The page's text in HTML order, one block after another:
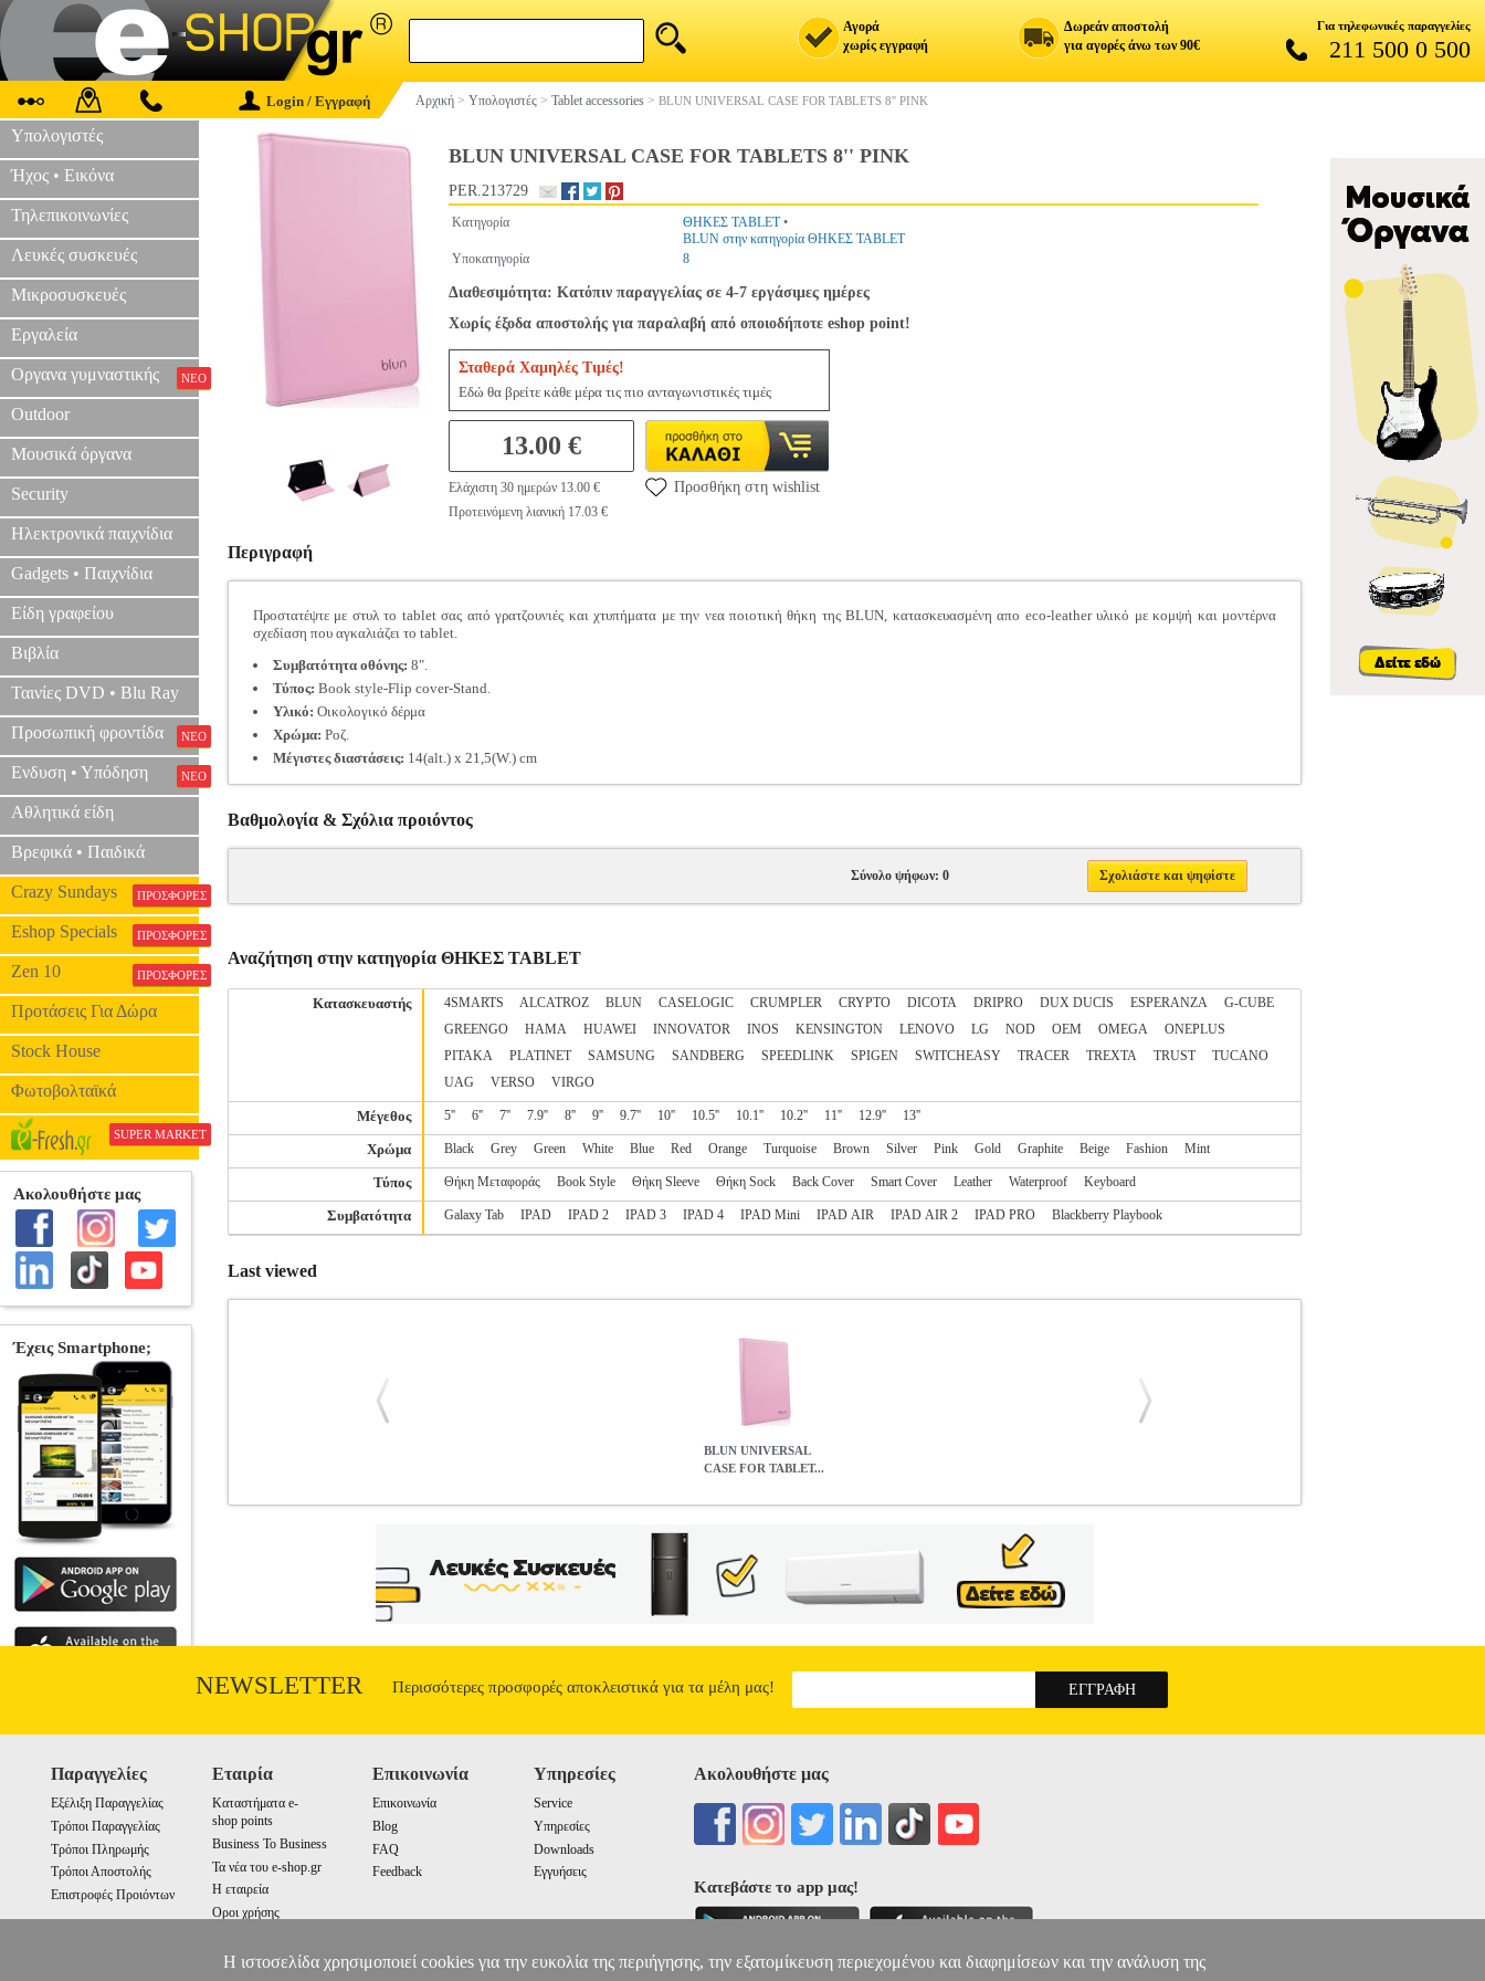
Αγορά
χωρίς εγγραφή
Δωρεάν αποστολή
για αγορές άνω των 90€
Για τηλεφωνικές παραγγελίες
211 500 0 500
Login / Εγγραφή Αρχική > Υπολογιστές > Tablet accessories > BLUN UNIVERSAL CASE FOR TABLETS 8'' PINK
Υπολογιστές
Ήχος • Εικόνα
Τηλεπικοινωνίες
Λευκές συσκευές
Μικροσυσκευές
Εργαλεία
Οργανα γυμναστικής ΝΕΟ
Outdoor
Μουσικά όργανα
Security
Ηλεκτρονικά παιχνίδια
Gadgets • Παιχνίδια
Είδη γραφείου
Βιβλία
Ταινίες DVD • Blu Ray
Προσωπική φροντίδα ΝΕΟ
Ενδυση • Υπόδηση ΝΕΟ
Αθλητικά είδη
Βρεφικά • Παιδικά
Crazy Sundays ΠΡΟΣΦΟΡΕΣ
Eshop Specials ΠΡΟΣΦΟΡΕΣ
Zen 10 ΠΡΟΣΦΟΡΕΣ
Προτάσεις Για Δώρα
Stock House
Φωτοβολταϊκά
SUPER MARKET
BLUN UNIVERSAL CASE FOR TABLETS 8'' PINK
PER.213729
Κατηγορία ΘΗΚΕΣ TABLET•
BLUN στην κατηγορία ΘΗΚΕΣ TABLET
Υποκατηγορία
8
Διαθεσιμότητα: Κατόπιν παραγγελίας σε 4-7 εργάσιμες ημέρες
Χωρίς έξοδα αποστολής για παραλαβή από οποιοδήποτε eshop point!
Σταθερά Χαμηλές Τιμές!
Εδώ θα βρείτε κάθε μέρα τις πιο ανταγωνιστικές τιμές
13.00 €
Ελάχιστη 30 ημερών 13.00 €
Προτεινόμενη λιανική 17.03 €
Προσθήκη στη wishlist
Περιγραφή
Προστατέψτε με στυλ το tablet σας από γρατζουνιές και χτυπήματα με την νεα ποιοτική θήκη της BLUN, κατασκευασμένη απο eco-leather υλικό με κομψή και μοντέρνα
σχεδίαση που αγκαλιάζει το tablet.
Συμβατότητα οθόνης: 8".
Τύπος: Book style-Flip cover-Stand.
Υλικό: Οικολογικό δέρμα
Χρώμα: Ροζ.
Μέγιστες διαστάσεις: 14(alt.) x 21,5(W.) cm
Βαθμολογία & Σχόλια προιόντος
Σύνολο ψήφων: 0 Σχολιάστε και ψηφίστε
Αναζήτηση στην κατηγορία ΘΗΚΕΣ TABLET
Κατασκευαστής 4SMARTS ALCATROZ BLUN CASELOGIC CRUMPLER CRYPTO DICOTA DRIPRO DUX DUCIS ESPERANZA
G-CUBE
GREENGO
HAMA HUAWEI INNOVATOR INOS KENSINGTON LENOVO LG NOD OEM OMEGA
ONEPLUS
PITAKA
PLATINET SAMSUNG SANDBERG SPEEDLINK SPIGEN SWITCHEASY TRACER TREXTA TRUST
TUCANO
UAG
VERSO VIRGO
Μέγεθος 5'' 6'' 7'' 7.9'' 8'' 9'' 9.7'' 10'' 10.5'' 10.1'' 10.2'' 11'' 12.9'' 13''
Χρώμα Black Grey Green White Blue Red Orange Turquoise Brown Silver Pink Gold Graphite Beige Fashion Mint
Τύπος Θήκη Μεταφοράς Book Style Θήκη Sleeve Θήκη Sock Back Cover Smart Cover Leather Waterproof Keyboard
Συμβατότητα Galaxy Tab IPAD IPAD 2 IPAD 3 IPAD 4 IPAD Mini IPAD AIR IPAD AIR 2 IPAD PRO Blackberry Playbook
Last viewed
BLUN UNIVERSAL
CASE FOR TABLET...
•BLUN στην κατηγορία ΘΗΚΕΣ TABLET Προστατέψτε με στυλ το tablet σας από γρατζουνιές και χτυπήματα με την νεα ποιοτική θήκη της BLUN,
κατασκευασμένη απο eco-leather υλικό με κομψή και μοντέρνα σχεδίαση που αγκαλιάζει το tablet. • Συμβατότητα οθόνης: 8".• Τύπος: Book style-Flip cover-
Stand.• Υλικό: Οικολογικό δέρμα• Χρώμα: Ροζ.• Μέγιστες διαστάσεις: 14(alt.) x 21, 5(W.) cm
BLUN UNIVERSAL CASE FOR TABLETS 8'' PINK
13.00
NEWSLETTER Περισσότερες προσφορές αποκλειστικά για τα μέλη μας!
Παραγγελίες
Εξέλιξη Παραγγελίας
Τρόποι Παραγγελίας
Τρόποι Πληρωμής
Τρόποι Αποστολής
Επιστροφές Προιόντων
Εταιρία
Καταστήματα e-
shop points
Business To Business
Τα νέα του e-shop.gr
Η εταιρεία
Οροι χρήσης
Επικοινωνία
Επικοινωνία
Blog
FAQ
Feedback
Υπηρεσίες
Service
Υπηρεσίες
Downloads
Εγγυήσεις
Ακολουθήστε μας
Κατεβάστε το app μας!
Η ιστοσελίδα χρησιμοποιεί cookies για την ευκολία της περιήγησης, την εξατομίκευση περιεχομένου και διαφημίσεων και την ανάλυση της